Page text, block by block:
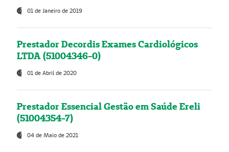
01 de Janeiro de 2019
Prestador Decordis Exames Cardiológicos
LTDA (51004346-0)
01 de Abril de 2020
Prestador Essencial Gestão em Saúde Ereli
(51004354-7)
04 de Maio de 2021